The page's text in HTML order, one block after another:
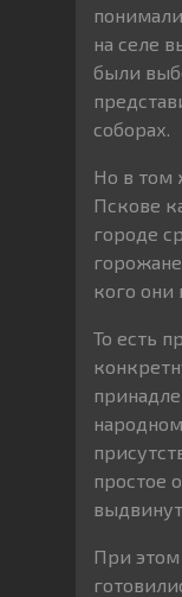
на селе
были
соборах.
Но в том
Пскове
городе
горожане
кого они
То есть
простое
При этом